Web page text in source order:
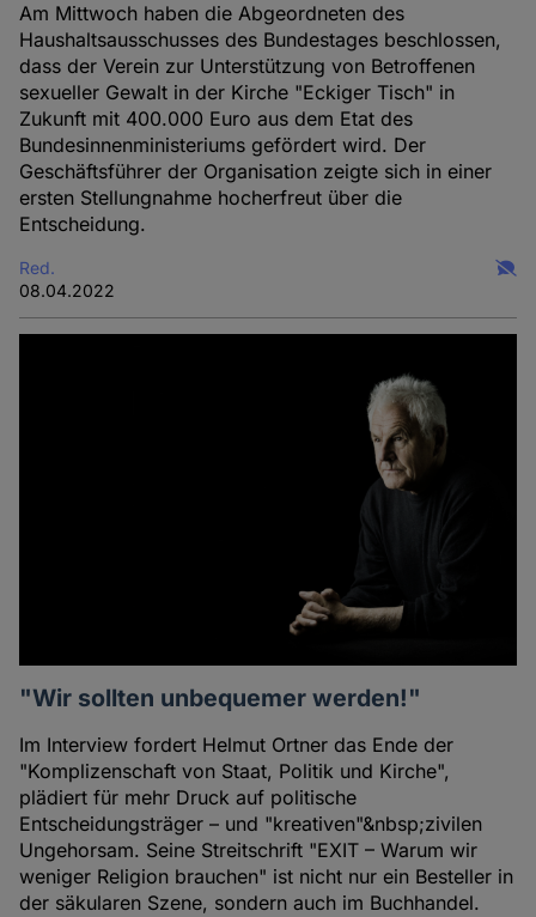
Am Mittwoch haben die Abgeordneten des
Haushaltsausschusses des Bundestages beschlossen,
dass der Verein zur Unterstützung von Betroffenen
sexueller Gewalt in der Kirche "Eckiger Tisch" in
Zukunft mit 400.000 Euro aus dem Etat des
Bundesinnenministeriums gefördert wird. Der
Geschäftsführer der Organisation zeigte sich in einer
ersten Stellungnahme hocherfreut über die
Entscheidung.
Red.
08.04.2022
"Wir sollten unbequemer werden!"
Im Interview fordert Helmut Ortner das Ende der
"Komplizenschaft von Staat, Politik und Kirche",
plädiert für mehr Druck auf politische
Entscheidungsträger – und "kreativen"&nbsp;zivilen
Ungehorsam. Seine Streitschrift "EXIT – Warum wir
weniger Religion brauchen" ist nicht nur ein Besteller in
der säkularen Szene, sondern auch im Buchhandel.